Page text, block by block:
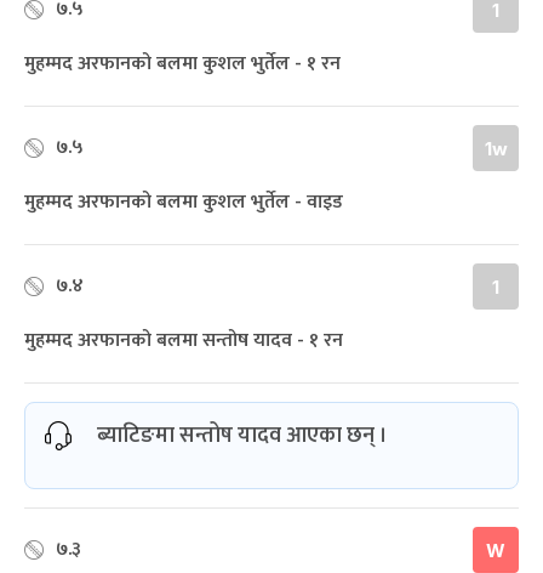
७.५ 1
मुहम्मद अरफानको बलमा कुशल भुर्तेल - १ रन
७.५ 1w
मुहम्मद अरफानको बलमा कुशल भुर्तेल - वाइड
७.४ 1
मुहम्मद अरफानको बलमा सन्तोष यादव - १ रन
ब्याटिङमा सन्तोष यादव आएका छन् ।
७.३ W